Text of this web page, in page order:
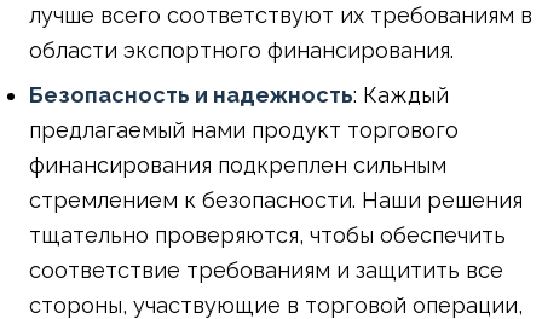
лучше всего соответствуют их требованиям в
области экспортного финансирования.
Безопасность и надежность: Каждый
предлагаемый нами продукт торгового
финансирования подкреплен сильным
стремлением к безопасности. Наши решения
тщательно проверяются, чтобы обеспечить
соответствие требованиям и защитить все
стороны, участвующие в торговой операции,